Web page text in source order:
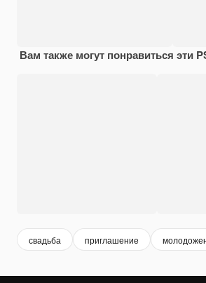
Вам также могут понравиться эти
свадьба приглашение